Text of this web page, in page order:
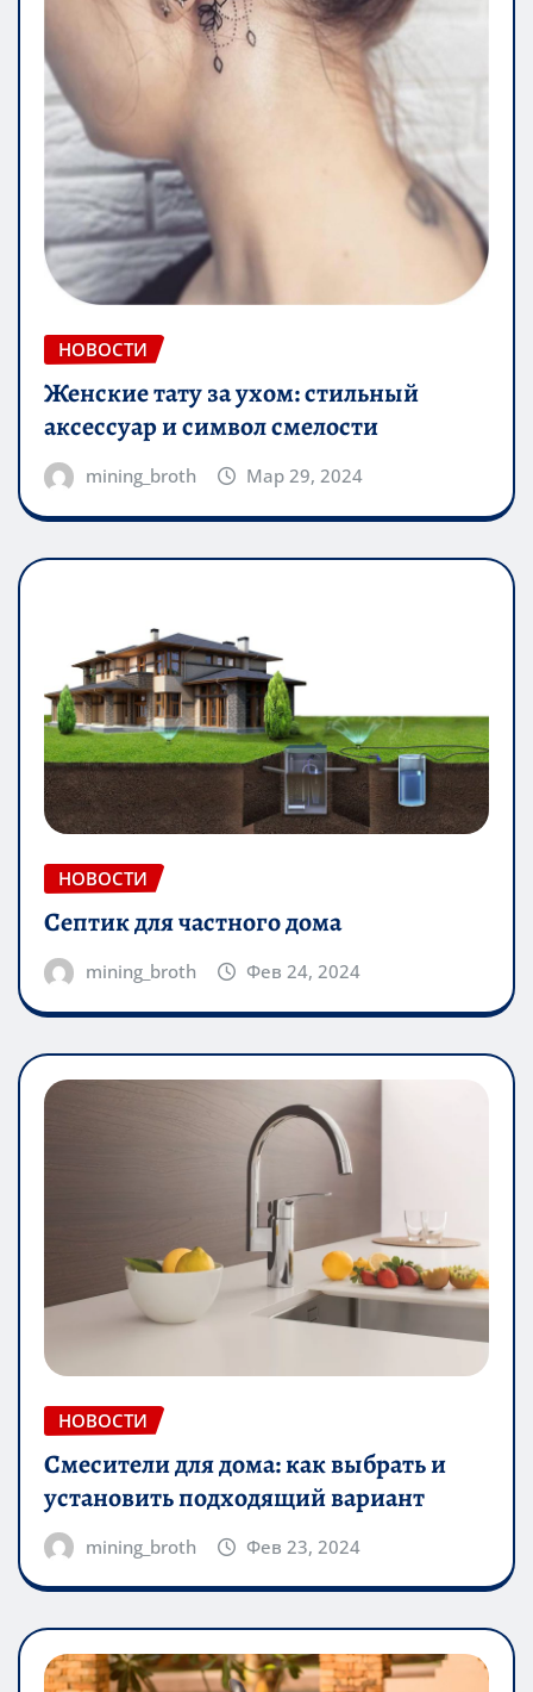
НОВОСТИ
Женские тату за ухом: стильный
аксессуар и символ смелости
mining_broth Мар 29, 2024
НОВОСТИ
Септик для частного дома
mining_broth Фев 24, 2024
НОВОСТИ
Смесители для дома: как выбрать и
установить подходящий вариант
mining_broth Фев 23, 2024